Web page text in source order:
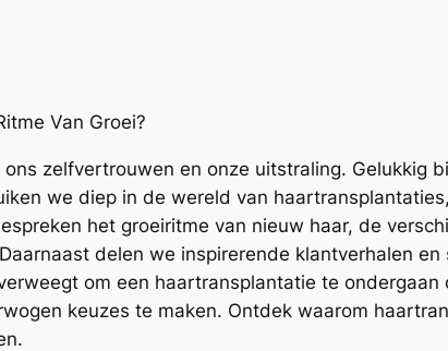
Van Groei?
zelfvertrouwen en onze uitstraling. Gelukkig
we diep in de wereld van
het groeiritme van nieuw haar, de
delen we inspirerende klantverhalen
om een haartransplantatie te
keuzes te maken. Ontdek waarom